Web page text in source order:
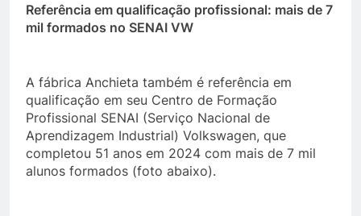
Referência em qualificação profissional: mais de 7
mil formados no SENAI VW
A fábrica Anchieta também é referência em
qualificação em seu Centro de Formação
Profissional SENAI (Serviço Nacional de
Aprendizagem Industrial) Volkswagen, que
completou 51 anos em 2024 com mais de 7 mil
alunos formados (foto abaixo).